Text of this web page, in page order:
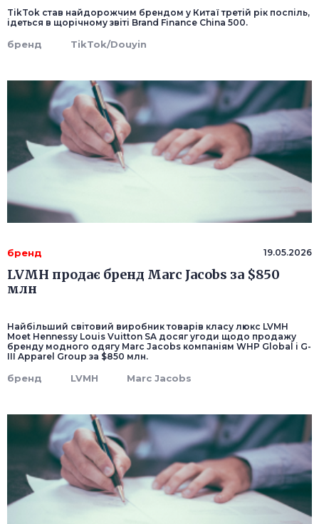
TikTok став найдорожчим брендом у Китаї третій рік поспіль,
ідеться в щорічному звіті Brand Finance China 500.
бренд TikTok/Douyin
бренд 19.05.2026
LVMH продає бренд Marc Jacobs за $850
млн
Найбільший світовий виробник товарів класу люкс LVMH
Moet Hennessy Louis Vuitton SA досяг угоди щодо продажу
бренду модного одягу Marc Jacobs компаніям WHP Global і G-
III Apparel Group за $850 млн.
бренд LVMH Marc Jacobs